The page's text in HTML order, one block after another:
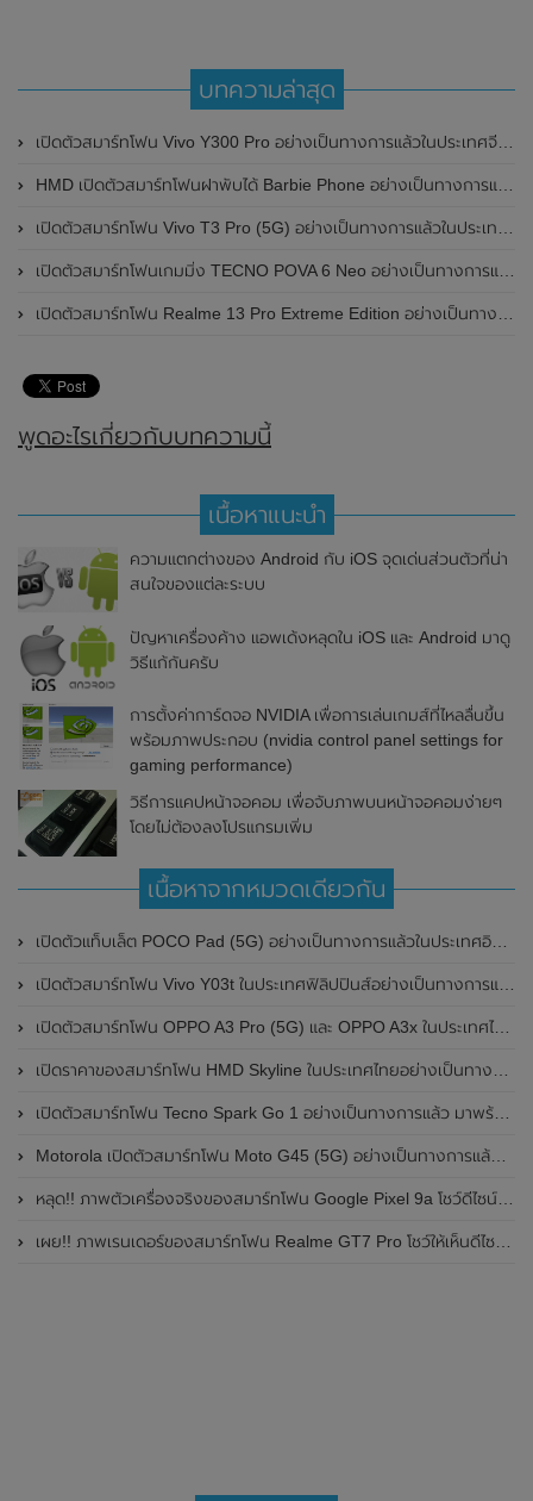
บทความล่าสุด
เปิดตัวสมาร์ทโฟน Vivo Y300 Pro อย่างเป็นทางการแล้วในประเทศจีน มาพร้อมดีไซน์พรีเมี่ยม ทนทาน และแบตเตอรี่สุดอึดขนาดใหญ่ 6,500mAh พร้อมรองรับการชาร์จไว 80W
HMD เปิดตัวสมาร์ทโฟนฝาพับได้ Barbie Phone อย่างเป็นทางการแล้ว มาพร้อมธีมสีชมพูสดใส
เปิดตัวสมาร์ทโฟน Vivo T3 Pro (5G) อย่างเป็นทางการแล้วในประเทศอินเดีย
เปิดตัวสมาร์ทโฟนเกมมิ่ง TECNO POVA 6 Neo อย่างเป็นทางการแล้วในประเทศไทย ในราคา 8,499 บาท
เปิดตัวสมาร์ทโฟน Realme 13 Pro Extreme Edition อย่างเป็นทางการแล้วในประเทศจีน
พูดอะไรเกี่ยวกับบทความนี้
เนื้อหาแนะนำ
ความแตกต่างของ Android กับ iOS จุดเด่นส่วนตัวที่น่า
สนใจของแต่ละระบบ
ปัญหาเครื่องค้าง แอพเด้งหลุดใน iOS และ Android มาดู
วิธีแก้กันครับ
การตั้งค่าการ์ดจอ NVIDIA เพื่อการเล่นเกมส์ที่ไหลลื่นขึ้น
พร้อมภาพประกอบ (nvidia control panel settings for
gaming performance)
วิธีการแคปหน้าจอคอม เพื่อจับภาพบนหน้าจอคอมง่ายๆ
โดยไม่ต้องลงโปรแกรมเพิ่ม
เนื้อหาจากหมวดเดียวกัน
เปิดตัวแท็บเล็ต POCO Pad (5G) อย่างเป็นทางการแล้วในประเทศอินเดีย มาพร้อมชิปเซ็ต Snapdragon 7s Gen 2 ของ Qualcomm และรองรับเครือข่าย 5G
เปิดตัวสมาร์ทโฟน Vivo Y03t ในประเทศฟิลิปปินส์อย่างเป็นทางการแล้ว มาพร้อมชิปเซ็ต Unisoc T612 , กล้องหลัง ความละเอียด 13MP , แบตเตอรี่ 5,000mAh และหน้าจอแสดงผล LCD / 90Hz
เปิดตัวสมาร์ทโฟน OPPO A3 Pro (5G) และ OPPO A3x ในประเทศไทยอย่างเป็นทางการแล้ว ในราคาเริ่มต้นเพียง 3,999 บาท
เปิดราคาของสมาร์ทโฟน HMD Skyline ในประเทศไทยอย่างเป็นทางการแล้ว ราคา 14,990 บาท
เปิดตัวสมาร์ทโฟน Tecno Spark Go 1 อย่างเป็นทางการแล้ว มาพร้อมหน้าจอแสดงผล LCD / 120Hz , แบตเตอรี่ 5,000mAh และใช้ชิปเซ็ต Unisoc
Motorola เปิดตัวสมาร์ทโฟน Moto G45 (5G) อย่างเป็นทางการแล้วในอินเดีย
หลุด!! ภาพตัวเครื่องจริงของสมาร์ทโฟน Google Pixel 9a โชว์ดีไซน์ใหม่ กล้องหลังแบนราบ ไม่มีกรอบของกล้องแล้ว
เผย!! ภาพเรนเดอร์ของสมาร์ทโฟน Realme GT7 Pro โชว์ให้เห็นดีไซน์ใหม่ พร้อมเผยรายละเอียดสเปกที่สำคัญบางส่วน